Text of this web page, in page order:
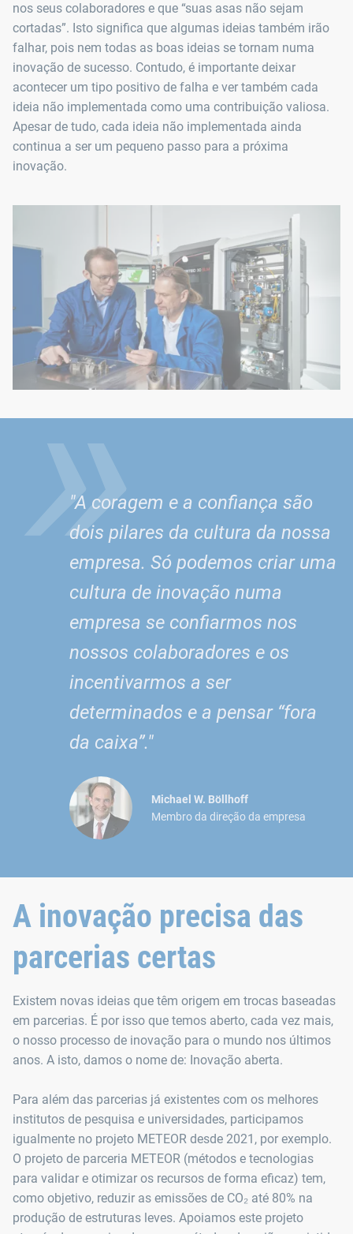
nos seus colaboradores e que “suas asas não sejam
cortadas”. Isto significa que algumas ideias também irão
falhar, pois nem todas as boas ideias se tornam numa
inovação de sucesso. Contudo, é importante deixar
acontecer um tipo positivo de falha e ver também cada
ideia não implementada como uma contribuição valiosa.
Apesar de tudo, cada ideia não implementada ainda
continua a ser um pequeno passo para a próxima
inovação.
"A coragem e a confiança são
dois pilares da cultura da nossa
empresa. Só podemos criar uma
cultura de inovação numa
empresa se confiarmos nos
nossos colaboradores e os
incentivarmos a ser
determinados e a pensar “fora
da caixa”."
Michael W. Böllhoff
Membro da direção da empresa
»
A inovação precisa das
parcerias certas
Existem novas ideias que têm origem em trocas baseadas
em parcerias. É por isso que temos aberto, cada vez mais,
o nosso processo de inovação para o mundo nos últimos
anos. A isto, damos o nome de: Inovação aberta.
Para além das parcerias já existentes com os melhores
institutos de pesquisa e universidades, participamos
igualmente no projeto METEOR desde 2021, por exemplo.
O projeto de parceria METEOR (métodos e tecnologias
para validar e otimizar os recursos de forma eficaz) tem,
como objetivo, reduzir as emissões de CO₂ até 80% na
produção de estruturas leves. Apoiamos este projeto